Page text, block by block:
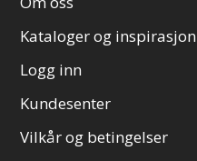
Kataloger og inspirasjon
Logg inn
Kundesenter
Vilkår og betingelser